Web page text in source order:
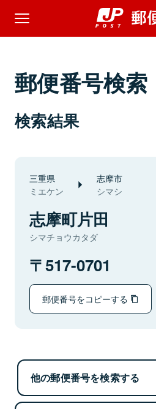
郵便番号検索
検索結果
三重県
ミエケン
志摩市
シマシ
志摩町片田
シマチョウカタダ
517-0701
郵便番号をコピーする
他の郵便番号を検索する